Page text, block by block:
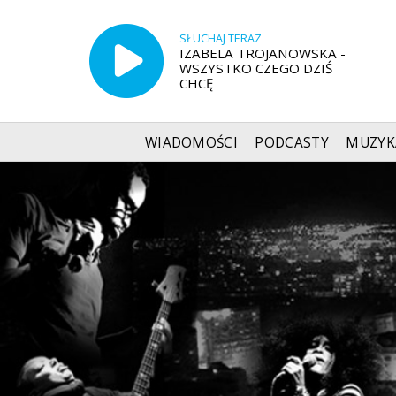
SŁUCHAJ TERAZ
IZABELA TROJANOWSKA -
WSZYSTKO CZEGO DZIŚ
CHCĘ
WIADOMOŚCI PODCASTY